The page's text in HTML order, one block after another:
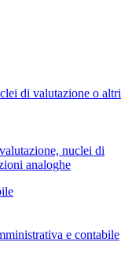
di valutazione o altri
nuclei di
analoghe
e contabile